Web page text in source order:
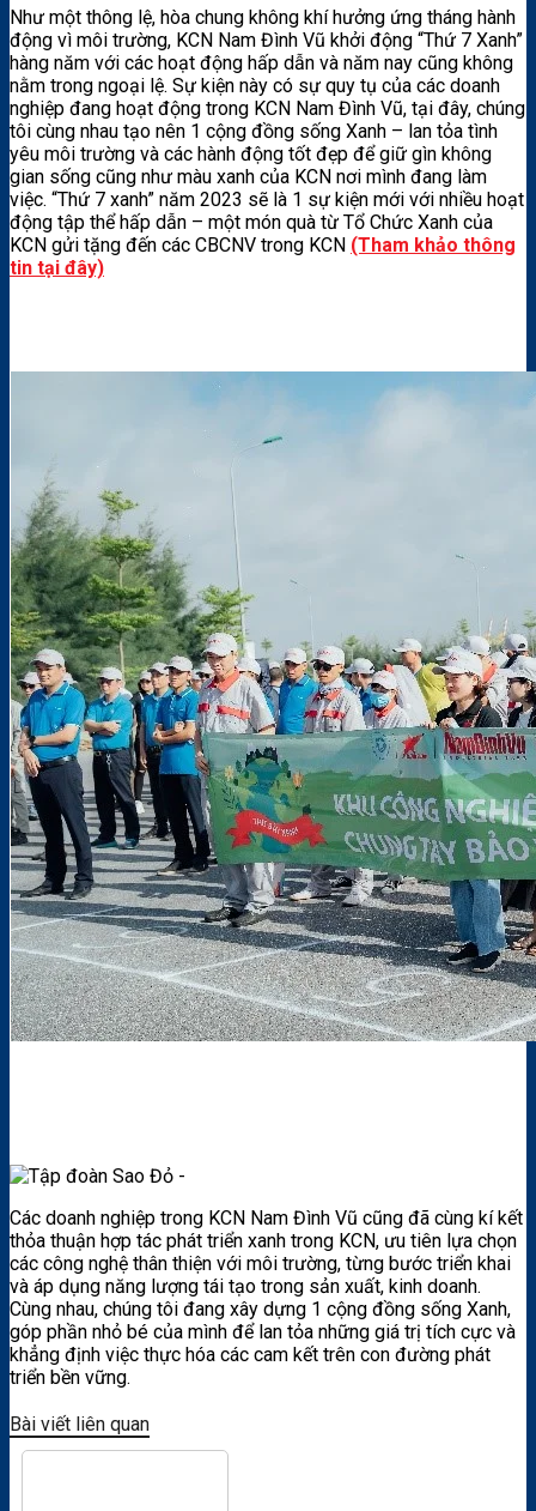
Như một thông lệ, hòa chung không khí hưởng ứng tháng hành
động vì môi trường, KCN Nam Đình Vũ khởi động “Thứ 7 Xanh”
hàng năm với các hoạt động hấp dẫn và năm nay cũng không
nằm trong ngoại lệ. Sự kiện này có sự quy tụ của các doanh
nghiệp đang hoạt động trong KCN Nam Đình Vũ, tại đây, chúng
tôi cùng nhau tạo nên 1 cộng đồng sống Xanh – lan tỏa tình
yêu môi trường và các hành động tốt đẹp để giữ gìn không
gian sống cũng như màu xanh của KCN nơi mình đang làm
việc. “Thứ 7 xanh” năm 2023 sẽ là 1 sự kiện mới với nhiều hoạt
động tập thể hấp dẫn – một món quà từ Tổ Chức Xanh của
KCN gửi tặng đến các CBCNV trong KCN (Tham khảo thông
tin tại đây)
Các doanh nghiệp trong KCN Nam Đình Vũ cũng đã cùng kí kết
thỏa thuận hợp tác phát triển xanh trong KCN, ưu tiên lựa chọn
các công nghệ thân thiện với môi trường, từng bước triển khai
và áp dụng năng lượng tái tạo trong sản xuất, kinh doanh.
Cùng nhau, chúng tôi đang xây dựng 1 cộng đồng sống Xanh,
góp phần nhỏ bé của mình để lan tỏa những giá trị tích cực và
khẳng định việc thực hóa các cam kết trên con đường phát
triển bền vững.
Bài viết liên quan